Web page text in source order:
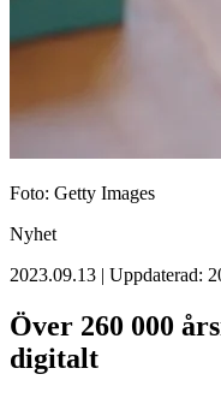
Foto: Getty Images
Nyhet
2023.09.13 | Uppdaterad:
Över 260 000
digitalt